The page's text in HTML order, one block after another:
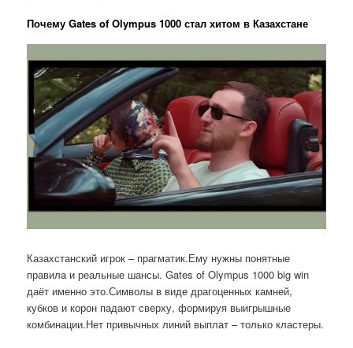
Почему Gates of Olympus 1000 стал хитом в Казахстане
Казахстанский игрок – прагматик.Ему нужны понятные
правила и реальные шансы. Gates of Olympus 1000 big win
даёт именно это.Символы в виде драгоценных камней,
кубков и корон падают сверху, формируя выигрышные
комбинации.Нет привычных линий выплат – только кластеры.